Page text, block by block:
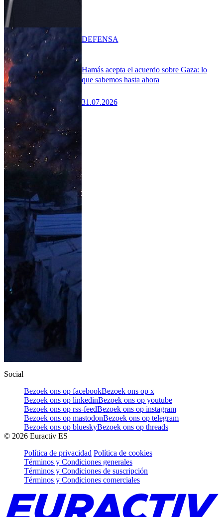
Hamás acepta el acuerdo sobre Gaza: lo
que sabemos hasta ahora
31.07.2026
DEFENSA
Social
Bezoek ons op facebookBezoek ons op x
Bezoek ons op linkedinBezoek ons op youtube
Bezoek ons op rss-feedBezoek ons op instagram
Bezoek ons op mastodonBezoek ons op telegram
Bezoek ons op blueskyBezoek ons op threads
© 2026 Euractiv ES
Política de privacidad Política de cookies
Términos y Condiciones generales
Términos y Condiciones de suscripción
Términos y Condiciones comerciales